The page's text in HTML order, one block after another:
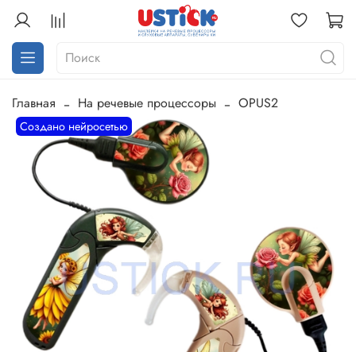
Главная На речевые процессоры OPUS2
Создано нейросетью